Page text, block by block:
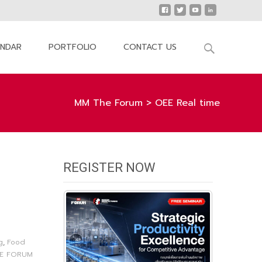
PORTFOLIO CONTACT US
Search
MM The Forum > OEE Real time
, Food
FORUM
REGISTER NOW